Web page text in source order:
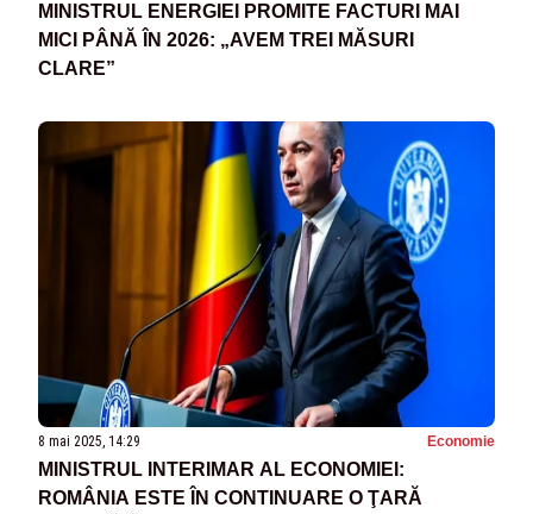
MINISTRUL ENERGIEI PROMITE FACTURI MAI
MICI PÂNĂ ÎN 2026: „AVEM TREI MĂSURI
CLARE”
8 mai 2025, 14:29 Economie
MINISTRUL INTERIMAR AL ECONOMIEI:
ROMÂNIA ESTE ÎN CONTINUARE O ŢARĂ